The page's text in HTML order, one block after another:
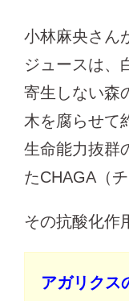
小林麻央さん
ジュースは、
寄生しない森
木を腐らせて
生命能力抜群
たCHAGA（
その抗酸化作
アガリクス